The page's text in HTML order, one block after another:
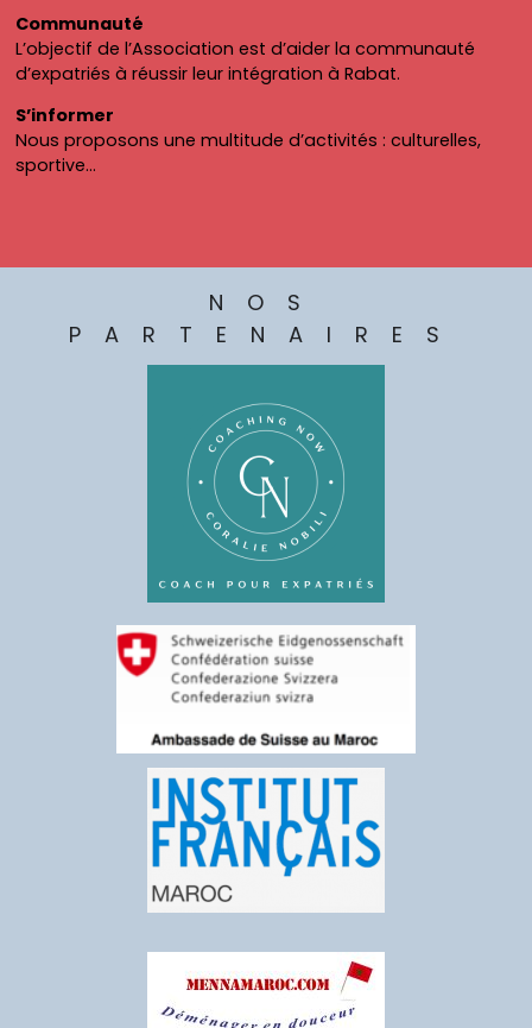
Communauté
L’objectif de l’Association est d’aider la communauté
d’expatriés à réussir leur intégration à Rabat.
S’informer
Nous proposons une multitude d’activités : culturelles,
sportive…
NOS
PARTENAIRES